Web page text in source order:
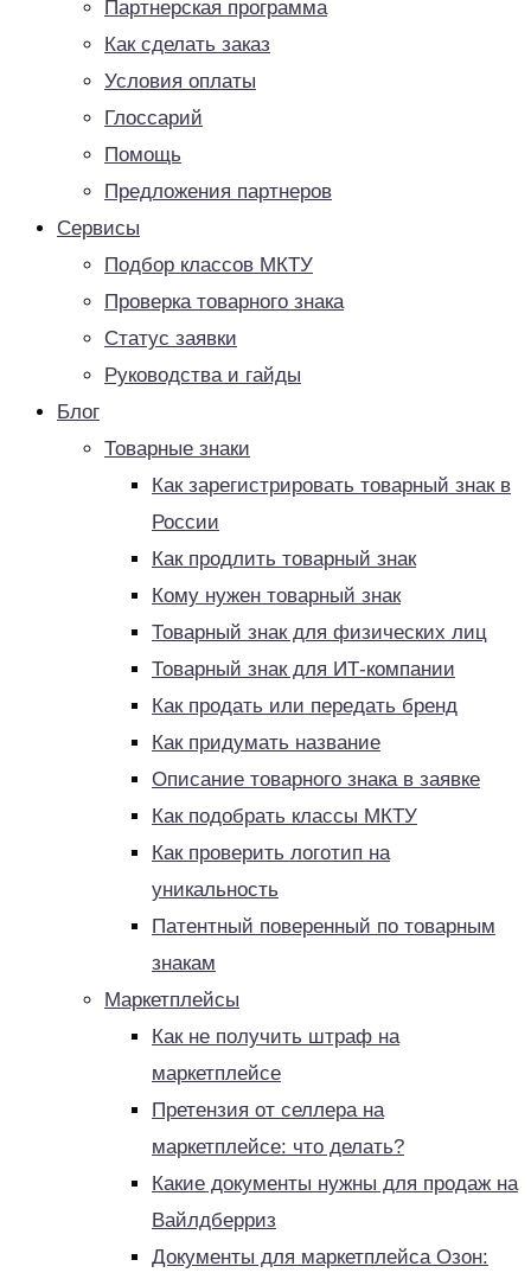
Партнерская программа
Как сделать заказ
Условия оплаты
Глоссарий
Помощь
Предложения партнеров
Сервисы
Подбор классов МКТУ
Проверка товарного знака
Статус заявки
Руководства и гайды
Блог
Товарные знаки
Как зарегистрировать товарный знак в
России
Как продлить товарный знак
Кому нужен товарный знак
Товарный знак для физических лиц
Товарный знак для ИТ-компании
Как продать или передать бренд
Как придумать название
Описание товарного знака в заявке
Как подобрать классы МКТУ
Как проверить логотип на
уникальность
Патентный поверенный по товарным
знакам
Маркетплейсы
Как не получить штраф на
маркетплейсе
Претензия от селлера на
маркетплейсе: что делать?
Какие документы нужны для продаж на
Вайлдберриз
Документы для маркетплейса Озон: